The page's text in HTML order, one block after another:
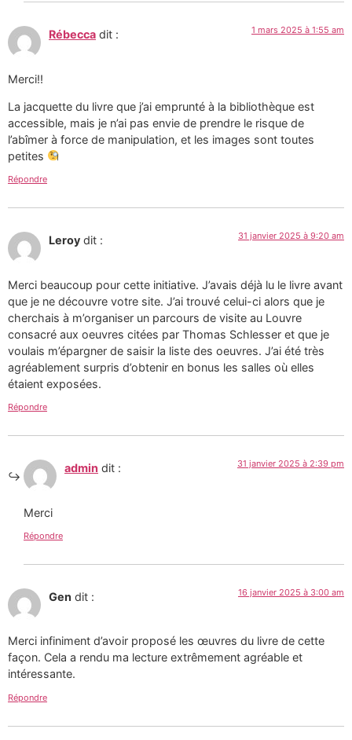
Rébecca dit : 1 mars 2025 à 1:55 am
Merci!!
La jacquette du livre que j’ai emprunté à la bibliothèque est
accessible, mais je n’ai pas envie de prendre le risque de
l’abîmer à force de manipulation, et les images sont toutes
petites
Répondre
Leroy dit : 31 janvier 2025 à 9:20 am
Merci beaucoup pour cette initiative. J’avais déjà lu le livre avant
que je ne découvre votre site. J’ai trouvé celui-ci alors que je
cherchais à m’organiser un parcours de visite au Louvre
consacré aux oeuvres citées par Thomas Schlesser et que je
voulais m’épargner de saisir la liste des oeuvres. J’ai été très
agréablement surpris d’obtenir en bonus les salles où elles
étaient exposées.
Répondre
admin dit : 31 janvier 2025 à 2:39 pm
Merci
Répondre
Gen dit : 16 janvier 2025 à 3:00 am
Merci infiniment d’avoir proposé les œuvres du livre de cette
façon. Cela a rendu ma lecture extrêmement agréable et
intéressante.
Répondre